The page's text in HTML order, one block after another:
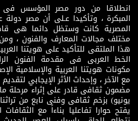
انطلاقا من دور مصر المؤسس فى
المبكرة ، وتأكيدا عـلى أن مصر
المصرية كانت وستظل دائما هى
مختلف مجالات المعارف والفنون ،
هذا الملتقى للتأكيد على هويتنا
الخط العربى فى مقدمة الفنون
مكونات هويتنا العربية والإسلامية
مع الآخر ، وإحداث الأثر الإيجابي
يونيو) بزخم ثقافى وفنى نابع من
يفتح حوارا تفاعليا بناءاً مع